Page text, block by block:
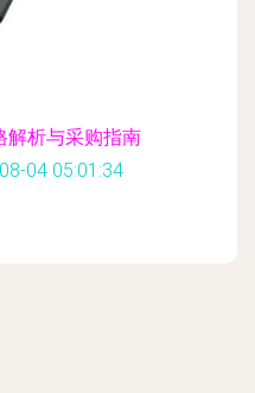
解析与采购指南
04 05:01:34